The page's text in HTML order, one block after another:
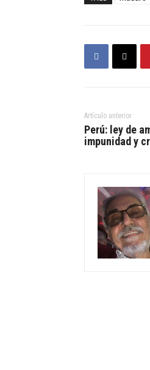
Artículo anterior
Perú: ley de
impunidad y